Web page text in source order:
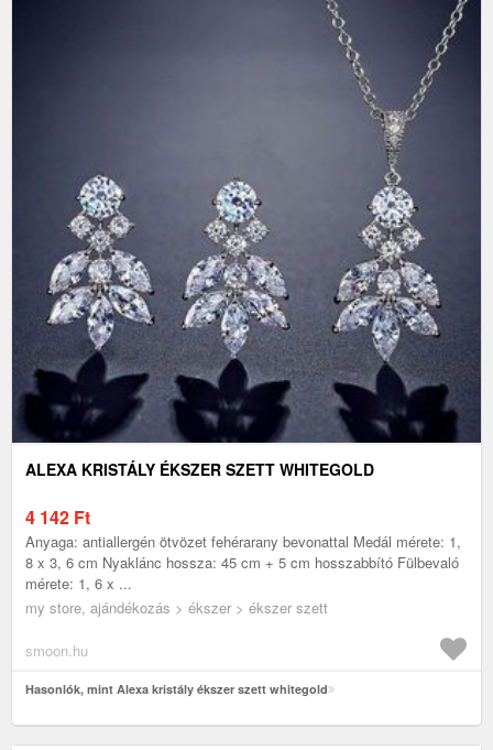
ALEXA KRISTÁLY ÉKSZER SZETT WHITEGOLD
4 142 Ft
Anyaga: antiallergén ötvözet fehérarany bevonattal Medál mérete: 1,
8 x 3, 6 cm Nyaklánc hossza: 45 cm + 5 cm hosszabbító Fülbevaló
mérete: 1, 6 x ...
my store, ajándékozás > ékszer > ékszer szett
smoon.hu
Hasonlók, mint Alexa kristály ékszer szett whitegold